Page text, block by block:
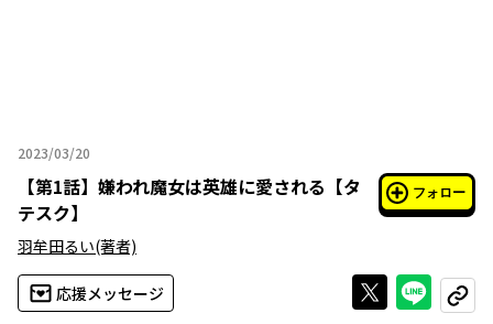
2023/03/20
2023年03月20日
【第1話】 嫌われ魔女は英雄に愛される【タ
テスク】
フォロー
羽牟田るい(著者)
応援メッセージ Xで投稿する
ライン
コピー